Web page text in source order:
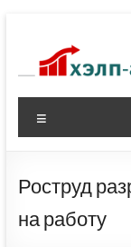
содержимому
Роструд
на работу